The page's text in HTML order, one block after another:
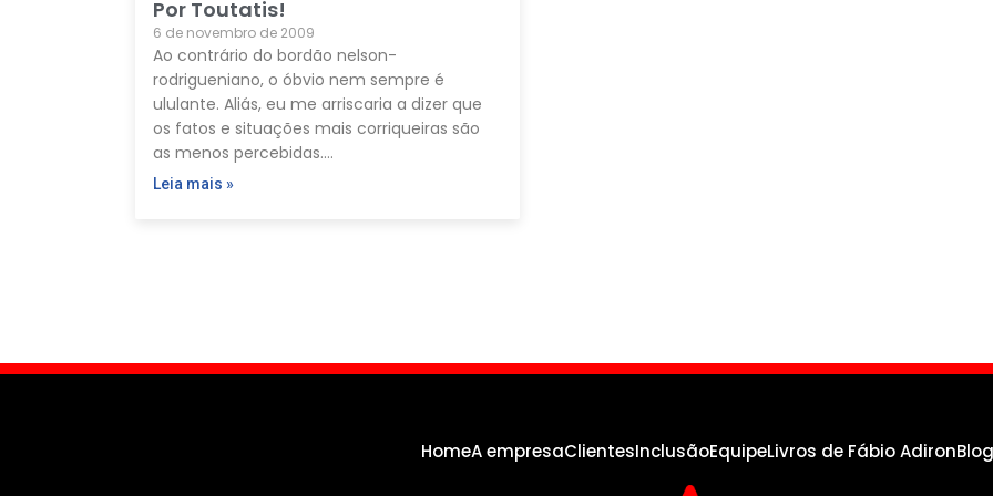
Por Toutatis!
6 de novembro de 2009
Ao contrário do bordão nelson-
rodrigueniano, o óbvio nem sempre é
ululante. Aliás, eu me arriscaria a dizer que
os fatos e situações mais corriqueiras são
as menos percebidas.…
Leia mais »
HomeA empresaClientesInclusãoEquipeLivros de Fábio AdironBlog